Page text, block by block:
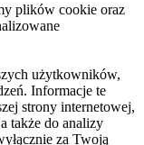
plików cookie oraz
użytkowników,
Informacje te
strony internetowej,
także do analizy
za Twoją